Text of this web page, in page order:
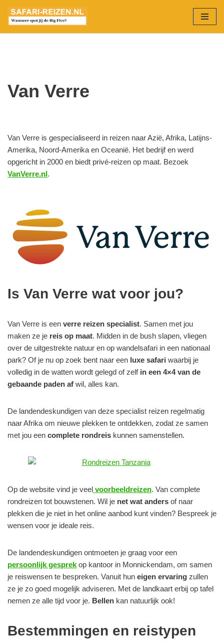
Ga
Van Verre
Van Verre is gespecialiseerd in reizen naar Azië, Afrika, Latijns-
Amerika, Noord-Amerika en Oceanië. Het bedrijf en werd
opgericht in 2000 en biedt privé-reizen op maat. Bezoek
VanVerre.nl.
Is Van Verre wat voor jou?
Van Verre is een verre reizen specialist. Samen met jou
maken ze je reis op maat. Midden in de bush slapen, vliegen
over de uitgestrekte natuur en op wandelsafari in een nationaal
park? Of je nu op zoek bent naar een luxe safari waarbij je
volledig in de watten wordt gelegd of zelf in een 4×4 van de
gebaande paden af wil, alles kan.
De landendeskundigen van deze specialist reizen regelmatig
naar Afrika om nieuwe plekken te ontdekken, zodat ze samen
met jou een complete rondreis kunnen samenstellen.
Op de website vind je veel voorbeeldreizen. Van complete
rondreizen tot bouwstenen. Wil je net wat anders of naar
plekken die je niet in het online aanbod kunt vinden? Bespreek je
wensen voor je ideale reis.
De landendeskundigen ontmoeten je graag voor een
persoonlijk gesprek op kantoor in Monnickendam, om samen
je reiswensen te bespreken. Vanuit hun eigen ervaring zullen
ze je zo goed mogelijk adviseren. Met de landkaart erbij op tafel
nemen ze alle tijd voor je. Bellen kan natuurlijk ook!
Bestemmingen en reistypen